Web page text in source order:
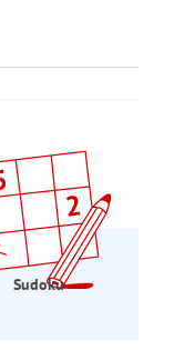
Sudoku